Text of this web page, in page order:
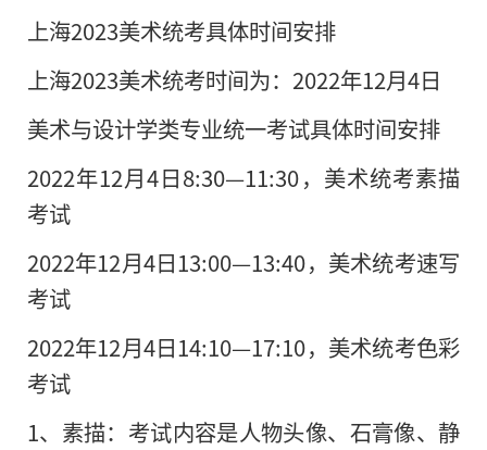
上海2023美术统考具体时间安排
上海2023美术统考时间为：2022年12月4日
美术与设计学类专业统一考试具体时间安排
2022年12月4日8:30—11:30，美术统考素描
考试
2022年12月4日13:00—13:40，美术统考速写
考试
2022年12月4日14:10—17:10，美术统考色彩
考试
1、素描：考试内容是人物头像、石膏像、静